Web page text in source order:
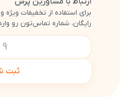
برای استفاده از تخفیفات
رایگان، شماره تماس‌تون رو
ثبت